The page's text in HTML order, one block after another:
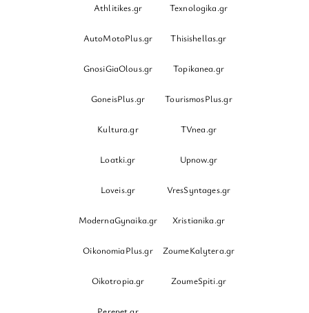
Athlitikes.gr Texnologika.gr
AutoMotoPlus.gr Thisishellas.gr
GnosiGiaOlous.gr Topikanea.gr
GoneisPlus.gr TourismosPlus.gr
Kultura.gr TVnea.gr
Loatki.gr Upnow.gr
Loveis.gr VresSyntages.gr
ModernaGynaika.gr Xristianika.gr
OikonomiaPlus.gr ZoumeKalytera.gr
Oikotropia.gr ZoumeSpiti.gr